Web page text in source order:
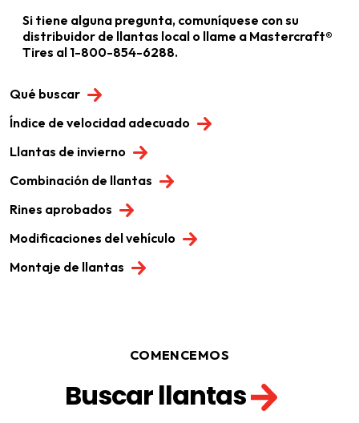
Si tiene alguna pregunta, comuníquese con su
distribuidor de llantas local o llame a Mastercraft®
Tires al 1-800-854-6288.
Qué buscar
Índice de velocidad adecuado
Llantas de invierno
Combinación de llantas
Rines aprobados
Modificaciones del vehículo
Montaje de llantas
COMENCEMOS
Buscar llantas